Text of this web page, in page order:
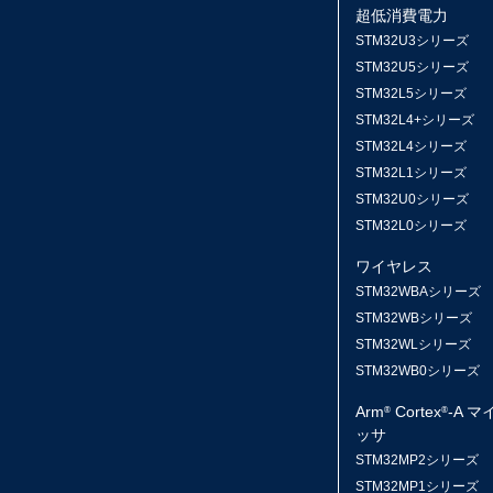
超低消費電力
STM32U3シリーズ
STM32U5シリーズ
STM32L5シリーズ
STM32L4+シリーズ
STM32L4シリーズ
STM32L1シリーズ
STM32U0シリーズ
STM32L0シリーズ
ワイヤレス
STM32WBAシリーズ
STM32WBシリーズ
STM32WLシリーズ
STM32WB0シリーズ
Arm® Cortex®-A マ
ッサ
STM32MP2シリーズ
STM32MP1シリーズ